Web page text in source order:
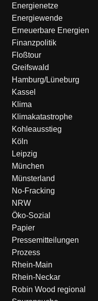
Energienetze
Energiewende
Erneuerbare Energien
Finanzpolitik
Floßtour
Greifswald
Hamburg/Lüneburg
Kassel
Klima
Klimakatastrophe
Kohleausstieg
Köln
Leipzig
München
Münsterland
No-Fracking
NRW
Öko-Sozial
Papier
Pressemitteilungen
Prozess
Rhein-Main
Rhein-Neckar
Robin Wood regional